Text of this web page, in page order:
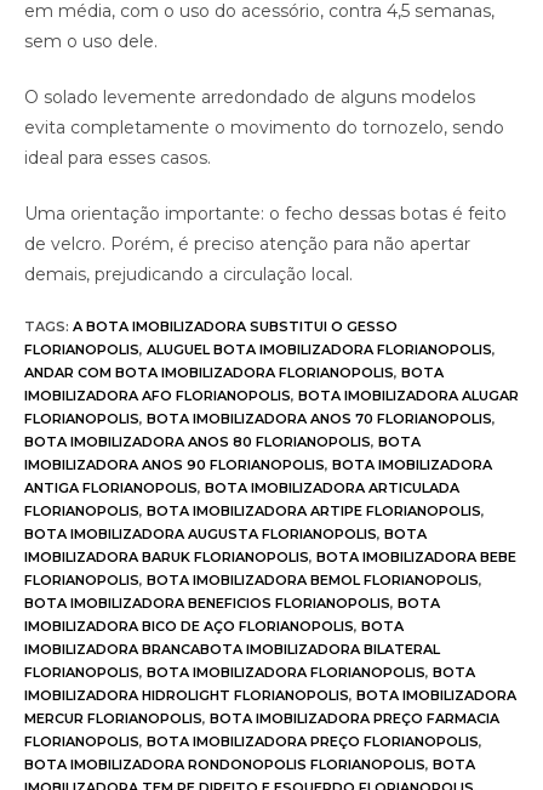
em média, com o uso do acessório, contra 4,5 semanas,
sem o uso dele.
O solado levemente arredondado de alguns modelos
evita completamente o movimento do tornozelo, sendo
ideal para esses casos.
Uma orientação importante: o fecho dessas botas é feito
de velcro. Porém, é preciso atenção para não apertar
demais, prejudicando a circulação local.
TAGS: A BOTA IMOBILIZADORA SUBSTITUI O GESSO
FLORIANOPOLIS, ALUGUEL BOTA IMOBILIZADORA FLORIANOPOLIS,
ANDAR COM BOTA IMOBILIZADORA FLORIANOPOLIS, BOTA
IMOBILIZADORA AFO FLORIANOPOLIS, BOTA IMOBILIZADORA ALUGAR
FLORIANOPOLIS, BOTA IMOBILIZADORA ANOS 70 FLORIANOPOLIS,
BOTA IMOBILIZADORA ANOS 80 FLORIANOPOLIS, BOTA
IMOBILIZADORA ANOS 90 FLORIANOPOLIS, BOTA IMOBILIZADORA
ANTIGA FLORIANOPOLIS, BOTA IMOBILIZADORA ARTICULADA
FLORIANOPOLIS, BOTA IMOBILIZADORA ARTIPE FLORIANOPOLIS,
BOTA IMOBILIZADORA AUGUSTA FLORIANOPOLIS, BOTA
IMOBILIZADORA BARUK FLORIANOPOLIS, BOTA IMOBILIZADORA BEBE
FLORIANOPOLIS, BOTA IMOBILIZADORA BEMOL FLORIANOPOLIS,
BOTA IMOBILIZADORA BENEFICIOS FLORIANOPOLIS, BOTA
IMOBILIZADORA BICO DE AÇO FLORIANOPOLIS, BOTA
IMOBILIZADORA BRANCABOTA IMOBILIZADORA BILATERAL
FLORIANOPOLIS, BOTA IMOBILIZADORA FLORIANOPOLIS, BOTA
IMOBILIZADORA HIDROLIGHT FLORIANOPOLIS, BOTA IMOBILIZADORA
MERCUR FLORIANOPOLIS, BOTA IMOBILIZADORA PREÇO FARMACIA
FLORIANOPOLIS, BOTA IMOBILIZADORA PREÇO FLORIANOPOLIS,
BOTA IMOBILIZADORA RONDONOPOLIS FLORIANOPOLIS, BOTA